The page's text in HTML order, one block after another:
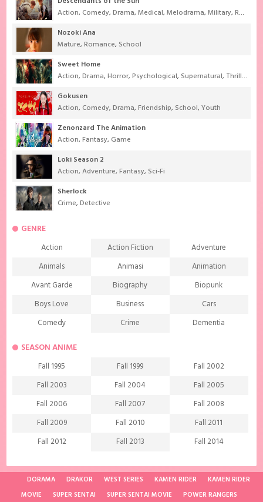
Action, Comedy,Drama,Medical,Melodrama,Military,Romance
Nozoki Ana
Mature,Romance, School
Sweet Home
Action,Drama,Horror,Psychological, Supernatural, Thriller
Gokusen
Action, Comedy,Drama,Friendship, School,Youth
Zenonzard The Animation
Action,Fantasy, Game
Loki Season 2
Action,Adventure,Fantasy, Sci-Fi
Sherlock
Crime,Detective
GENRE
Action Action Fiction
Adventure
Animals
Animasi
Animation
Avant Garde
Biography
Biopunk
Boys Love
Business
Cars
Comedy
Crime
Dementia
Demons
Drama
Ecchi
Extreme sports
Family
Fantasy
Food
Friendship
Game
Gourmet
Harem
Historical
History
Horror
Investigation
Josei
Magic
Manga
Martial Arts
Mature
Mecha Medical
SEASON ANIME
Fall 1995 Fall 1999
Fall 2002
Fall 2003
Fall 2004
Fall 2005
Fall 2006
Fall 2007
Fall 2008
Fall 2009
Fall 2010
Fall 2011
Fall 2012
Fall 2013
Fall 2014
Fall 2018
Fall 2019
Fall 2020
Fall 2021
Spring 1997 Spring 1998
DORAMA DRAKOR WEST SERIES KAMEN RIDER
KAMEN RIDER
MOVIE
SUPER SENTAI SUPER SENTAI MOVIE POWER RANGERS